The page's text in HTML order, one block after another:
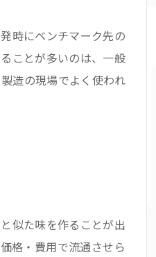
時にベンチマーク先の
ことが多いのは、一般
造の現場でよく使われ
似た味を作ることが出
格・費用で流通させら